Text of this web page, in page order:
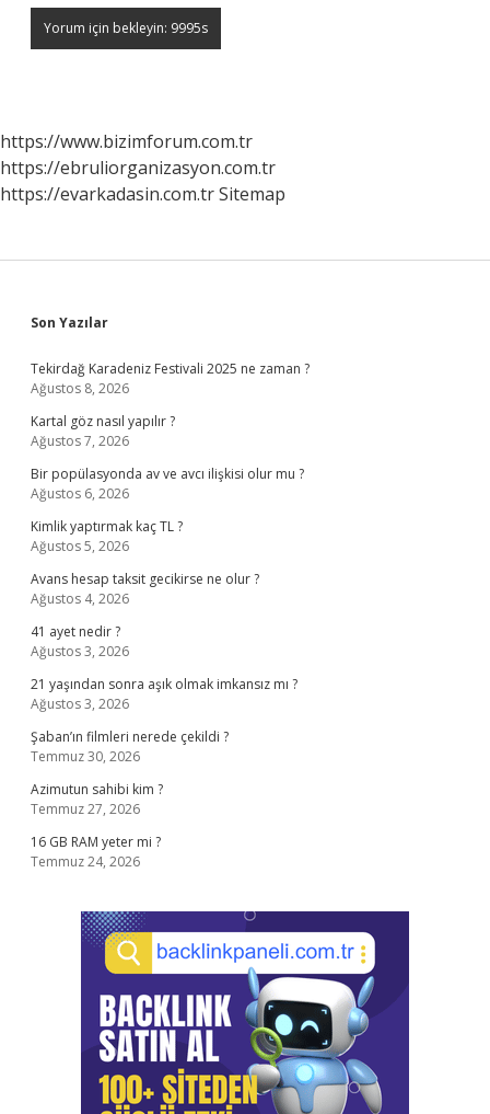
https://www.bizimforum.com.tr
https://ebruliorganizasyon.com.tr
https://evarkadasin.com.trSitemap
Sidebar
Son Yazılar
Tekirdağ Karadeniz Festivali 2025 ne zaman ?
Ağustos 8, 2026
Kartal göz nasıl yapılır ?
Ağustos 7, 2026
Bir popülasyonda av ve avcı ilişkisi olur mu ?
Ağustos 6, 2026
Kimlik yaptırmak kaç TL ?
Ağustos 5, 2026
Avans hesap taksit gecikirse ne olur ?
Ağustos 4, 2026
41 ayet nedir ?
Ağustos 3, 2026
21 yaşından sonra aşık olmak imkansız mı ?
Ağustos 3, 2026
Şaban’ın filmleri nerede çekildi ?
Temmuz 30, 2026
Azimutun sahibi kim ?
Temmuz 27, 2026
16 GB RAM yeter mi ?
Temmuz 24, 2026